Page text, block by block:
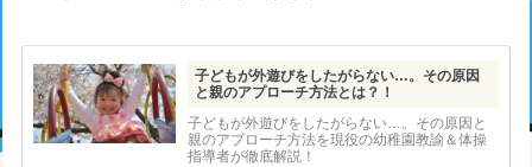
子どもが外遊びをしたがらない…。その原因
と親のアプローチ方法とは？！
子どもが外遊びをしたがらない…。その原因と
親のアプローチ方法を現役の幼稚園教諭＆体操
指導者が徹底解説！